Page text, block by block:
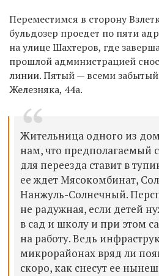
Переместимся в сторону
бульдозер проедет по пяти
на улице Шахтеров, где
прошлой администрацией
линии. Пятый — всеми
Железняка, 44а.
Жительница одного из
нам, что предполагаемый
для переезда ставит в
ее ждет Мясокомбинат,
Нанжуль-Солнечный.
не радужная, если детей
в сад и школу и при этом
на работу. Ведь
микрорайонах вряд ли
скоро, как снесут ее